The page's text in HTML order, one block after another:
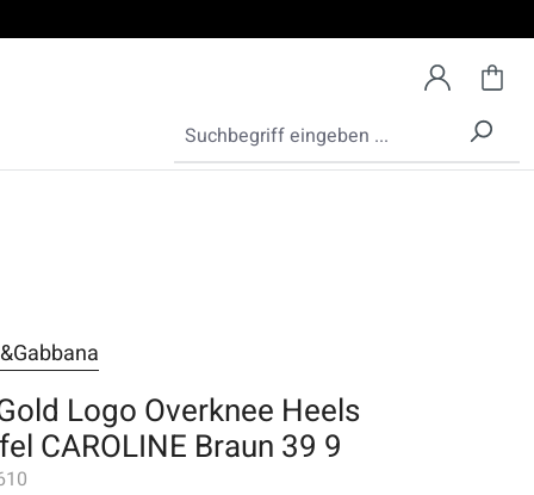
Logo Overknee Heels
CAROLINE Braun 39 9